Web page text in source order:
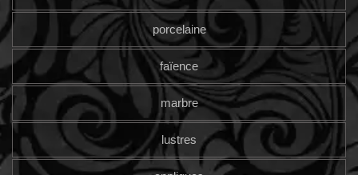
porcelaine
faïence
marbre
lustres